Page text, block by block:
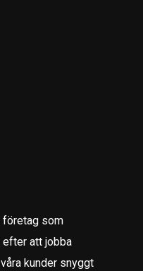
företag som
att jobba
kunder snyggt